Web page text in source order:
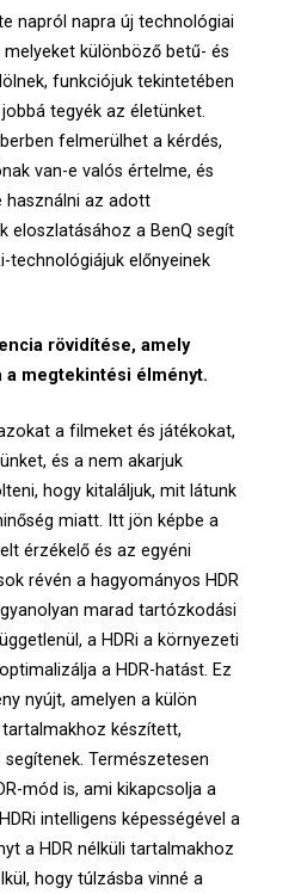
napról napra új technológiai
különböző betű- és
funkciójuk tekintetében
tegyék az életünket.
felmerülhet a kérdés,
van-e valós értelme, és
használni az adott
eloszlatásához a BenQ segít
technológiájuk előnyeinek
rövidítése, amely
a megtekintési élményt.
a filmeket és játékokat,
és a nem akarjuk
hogy kitaláljuk, mit látunk
miatt. Itt jön képbe a
érzékelő és az egyéni
révén a hagyományos HDR
marad tartózkodási
a HDRi a környezeti
a HDR-hatást. Ez
nyújt, amelyen a külön
készített,
Természetesen
mód is, ami kikapcsolja a
intelligens képességével a
a HDR nélküli tartalmakhoz
hogy túlzásba vinné a